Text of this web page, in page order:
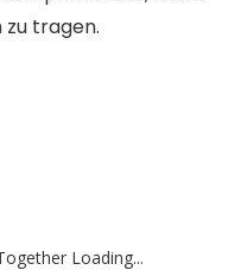
zu tragen.
Loading...